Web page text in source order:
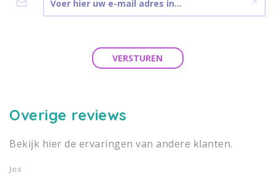
VERSTUREN
Overige reviews
Bekijk hier de ervaringen van andere klanten.
Jos